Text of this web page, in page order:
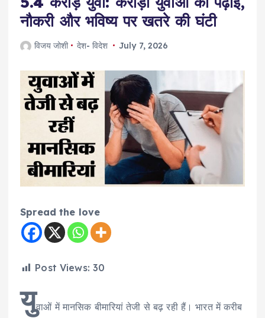
नौकरी और भविष्य पर खतरे की घंटी
विजय जोशी देश- विदेश July 7, 2026
Spread the love
Post Views: 30
युवाओं में मानसिक बीमारियां तेजी से बढ़ रही हैं। भारत में करीब